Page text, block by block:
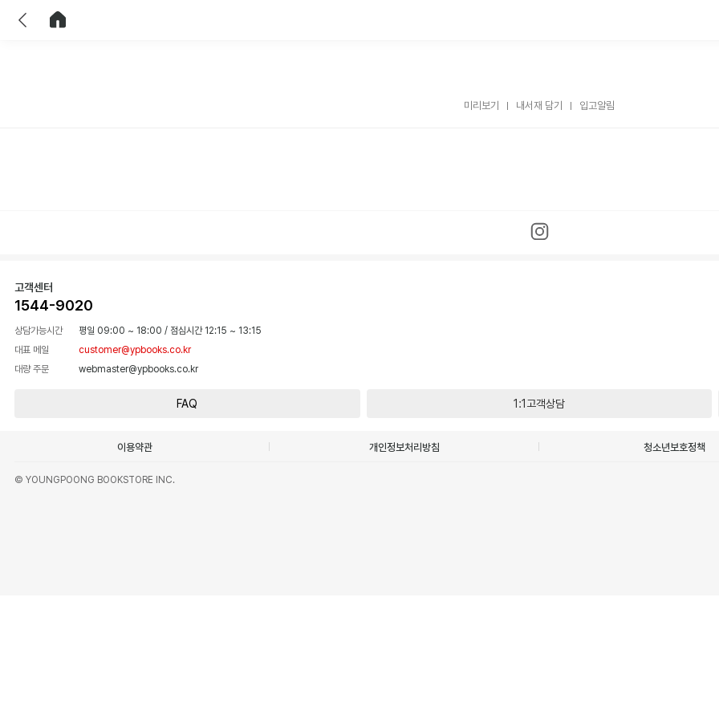
미리보기 내서재 담기 입고알림
고객센터
1544-9020
상담가능시간 평일 09:00 ~ 18:00 / 점심시간 12:15 ~ 13:15
대표 메일
customer@ypbooks.co.kr
대량 주문
webmaster@ypbooks.co.kr
FAQ 1:1고객상담
이용약관 개인정보처리방침 청소년보호정책
© YOUNGPOONG BOOKSTORE INC.